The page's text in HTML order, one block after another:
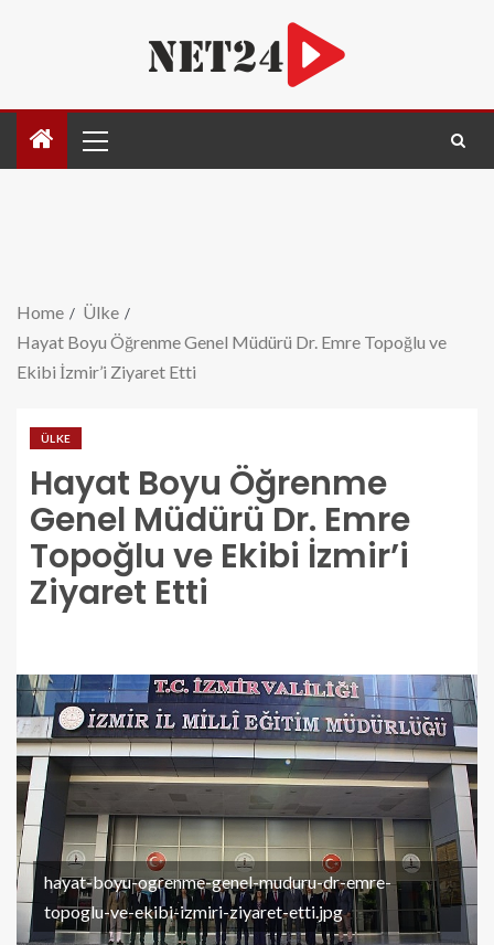
Home
Ülke
Hayat Boyu Öğrenme Genel Müdürü Dr. Emre Topoğlu ve
Ekibi İzmir’i Ziyaret Etti
ÜLKE
Hayat Boyu Öğrenme
Genel Müdürü Dr. Emre
Topoğlu ve Ekibi İzmir’i
Ziyaret Etti
hayat-boyu-ogrenme-genel-muduru-dr-emre-
topoglu-ve-ekibi-izmiri-ziyaret-etti.jpg